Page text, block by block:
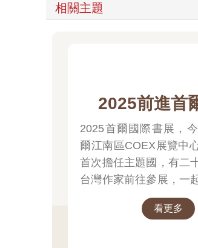
相關主題
2025前進首
2025首爾國際書展，
爾江南區COEX展覽中
首次擔任主題國，有二
台灣作家前往參展，一
的作品，並共享參展喜悅
看更多